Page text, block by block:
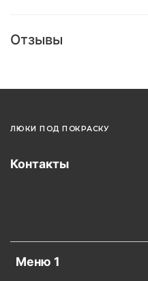
Отзывы
ЛЮКИ ПОД ПОКРАСКУ
Меню 1
Контакты